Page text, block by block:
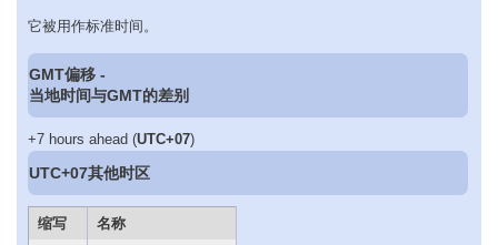
它被用作标准时间。
GMT偏移 -
当地时间与GMT的差别
+7 hours ahead (UTC+07)
UTC+07其他时区
缩写
名称